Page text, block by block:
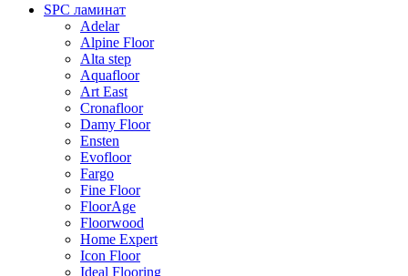
SPC ламинат
Adelar
Alpine Floor
Alta step
Aquafloor
Art East
Cronafloor
Damy Floor
Ensten
Evofloor
Fargo
Fine Floor
FloorAge
Floorwood
Home Expert
Icon Floor
Ideal Flooring